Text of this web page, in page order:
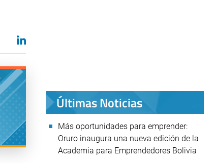
Últimas Noticias
Más oportunidades para emprender:
Oruro inaugura una nueva edición de la
Academia para Emprendedores Bolivia